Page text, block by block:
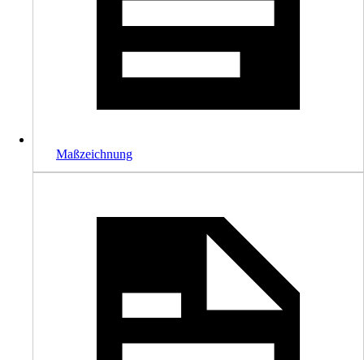
Maßzeichnung